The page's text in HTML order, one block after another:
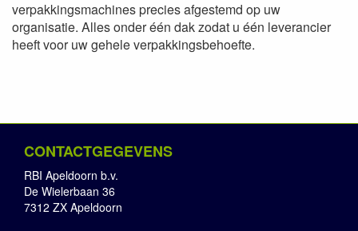
verpakkingsmachines precies afgestemd op uw
organisatie. Alles onder één dak zodat u één leverancier
heeft voor uw gehele verpakkingsbehoefte.
CONTACTGEGEVENS
RBI Apeldoorn b.v.
De Wielerbaan 36
7312 ZX Apeldoorn